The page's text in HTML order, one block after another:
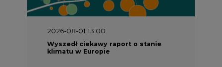
Wyszedł ciekawy raport o stanie
klimatu w Europie